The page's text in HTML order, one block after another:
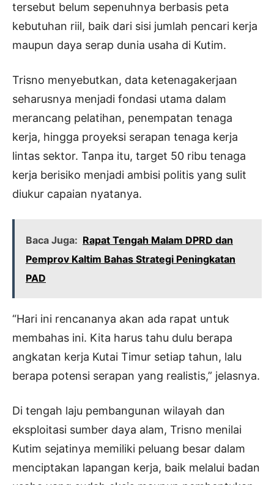
tersebut belum sepenuhnya berbasis peta
kebutuhan riil, baik dari sisi jumlah pencari kerja
maupun daya serap dunia usaha di Kutim.
Trisno menyebutkan, data ketenagakerjaan
seharusnya menjadi fondasi utama dalam
merancang pelatihan, penempatan tenaga
kerja, hingga proyeksi serapan tenaga kerja
lintas sektor. Tanpa itu, target 50 ribu tenaga
kerja berisiko menjadi ambisi politis yang sulit
diukur capaian nyatanya.
Baca Juga: Rapat Tengah Malam DPRD dan
Pemprov Kaltim Bahas Strategi Peningkatan
PAD
“Hari ini rencananya akan ada rapat untuk
membahas ini. Kita harus tahu dulu berapa
angkatan kerja Kutai Timur setiap tahun, lalu
berapa potensi serapan yang realistis,” jelasnya.
Di tengah laju pembangunan wilayah dan
eksploitasi sumber daya alam, Trisno menilai
Kutim sejatinya memiliki peluang besar dalam
menciptakan lapangan kerja, baik melalui badan